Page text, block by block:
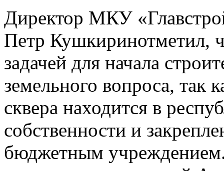
Директор МКУ
Петр Кушкиринотметил,
задачей для начала
земельного вопроса, так
сквера находится в
собственности и
бюджетным учреждением.